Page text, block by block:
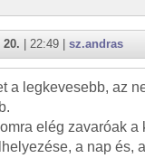
| 22:49 | sz.andras
a legkevesebb, az
elég zavaróak a
a nap és,